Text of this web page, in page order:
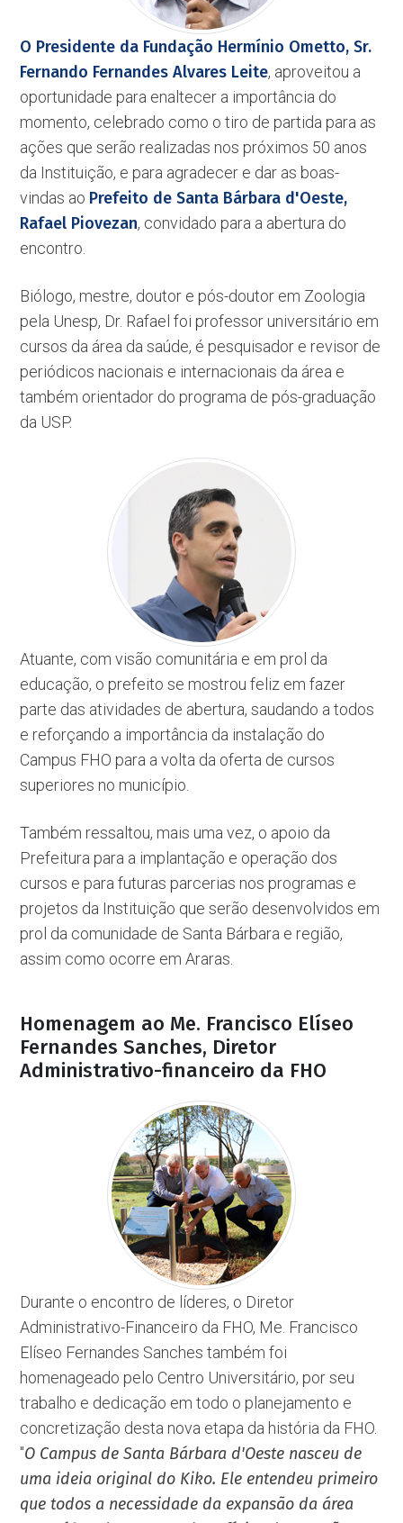
O Presidente da Fundação Hermínio Ometto, Sr.
Fernando Fernandes Alvares Leite, aproveitou a
oportunidade para enaltecer a importância do
momento, celebrado como o tiro de partida para as
ações que serão realizadas nos próximos 50 anos
da Instituição, e para agradecer e dar as boas-
vindas ao Prefeito de Santa Bárbara d'Oeste,
Rafael Piovezan, convidado para a abertura do
encontro.
Biólogo, mestre, doutor e pós-doutor em Zoologia
pela Unesp, Dr. Rafael foi professor universitário em
cursos da área da saúde, é pesquisador e revisor de
periódicos nacionais e internacionais da área e
também orientador do programa de pós-graduação
da USP.
Atuante, com visão comunitária e em prol da
educação, o prefeito se mostrou feliz em fazer
parte das atividades de abertura, saudando a todos
e reforçando a importância da instalação do
Campus FHO para a volta da oferta de cursos
superiores no município.
Também ressaltou, mais uma vez, o apoio da
Prefeitura para a implantação e operação dos
cursos e para futuras parcerias nos programas e
projetos da Instituição que serão desenvolvidos em
prol da comunidade de Santa Bárbara e região,
assim como ocorre em Araras.
Homenagem ao Me. Francisco Elíseo
Fernandes Sanches, Diretor
Administrativo-financeiro da FHO
Durante o encontro de líderes, o Diretor
Administrativo-Financeiro da FHO, Me. Francisco
Elíseo Fernandes Sanches também foi
homenageado pelo Centro Universitário, por seu
trabalho e dedicação em todo o planejamento e
concretização desta nova etapa da história da FHO.
''O Campus de Santa Bárbara d'Oeste nasceu de
uma ideia original do Kiko. Ele entendeu primeiro
que todos a necessidade da expansão da área